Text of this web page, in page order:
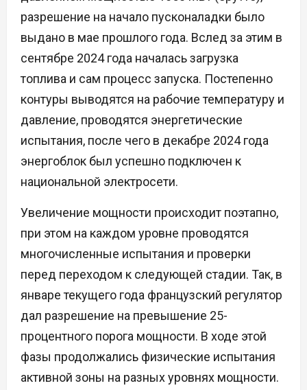
разрешение на начало пусконаладки было
выдано в мае прошлого года. Вслед за этим в
сентябре 2024 года началась загрузка
топлива и сам процесс запуска. Постепенно
контуры выводятся на рабочие температуру и
давление, проводятся энергетические
испытания, после чего в декабре 2024 года
энергоблок был успешно подключен к
национальной электросети.
Увеличение мощности происходит поэтапно,
при этом на каждом уровне проводятся
многочисленные испытания и проверки
перед переходом к следующей стадии. Так, в
январе текущего года французский регулятор
дал разрешение на превышение 25-
процентного порога мощности. В ходе этой
фазы продолжались физические испытания
активной зоны на разных уровнях мощности.